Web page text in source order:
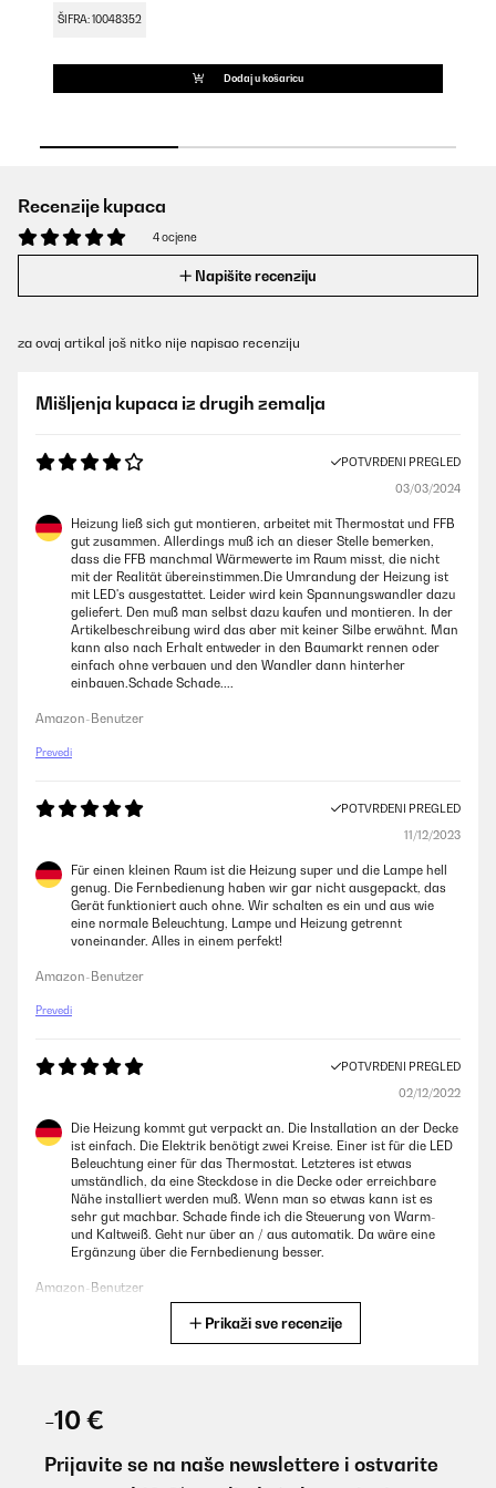
ŠIFRA: 10048352
Dodaj u košaricu
Recenzije kupaca
4 ocjene
Napišite recenziju
za ovaj artikal još nitko nije napisao recenziju
Mišljenja kupaca iz drugih zemalja
POTVRĐENI PREGLED
03/03/2024
Heizung ließ sich gut montieren, arbeitet mit Thermostat und FFB
gut zusammen. Allerdings muß ich an dieser Stelle bemerken,
dass die FFB manchmal Wärmewerte im Raum misst, die nicht
mit der Realität übereinstimmen.Die Umrandung der Heizung ist
mit LED's ausgestattet. Leider wird kein Spannungswandler dazu
geliefert. Den muß man selbst dazu kaufen und montieren. In der
Artikelbeschreibung wird das aber mit keiner Silbe erwähnt. Man
kann also nach Erhalt entweder in den Baumarkt rennen oder
einfach ohne verbauen und den Wandler dann hinterher
einbauen.Schade Schade....
Amazon-Benutzer
Prevedi
POTVRĐENI PREGLED
11/12/2023
Für einen kleinen Raum ist die Heizung super und die Lampe hell
genug. Die Fernbedienung haben wir gar nicht ausgepackt, das
Gerät funktioniert auch ohne. Wir schalten es ein und aus wie
eine normale Beleuchtung, Lampe und Heizung getrennt
voneinander. Alles in einem perfekt!
Amazon-Benutzer
Prevedi
POTVRĐENI PREGLED
02/12/2022
Die Heizung kommt gut verpackt an. Die Installation an der Decke
ist einfach. Die Elektrik benötigt zwei Kreise. Einer ist für die LED
Beleuchtung einer für das Thermostat. Letzteres ist etwas
umständlich, da eine Steckdose in die Decke oder erreichbare
Nähe installiert werden muß. Wenn man so etwas kann ist es
sehr gut machbar. Schade finde ich die Steuerung von Warm-
und Kaltweiß. Geht nur über an / aus automatik. Da wäre eine
Ergänzung über die Fernbedienung besser.
Amazon-Benutzer
buanderie que nous avons aménagé en bureau pour faire du
télétravail. Nous l'avons installé au plafond sur les poutres. La
Prikaži sve recenzije
-10 €
Prijavite se na naše newslettere i ostvarite